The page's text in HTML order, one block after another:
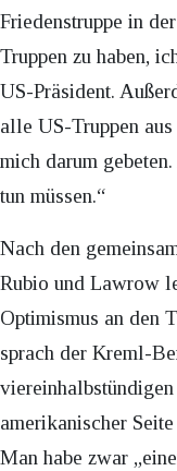
Friedenstruppe in
Truppen zu haben,
US-Präsident.
alle US-Truppen
mich darum
tun müssen.“
Nach den
Rubio und Lawrow
Optimismus an den
sprach der Kreml-
amerikanischer
Man habe zwar